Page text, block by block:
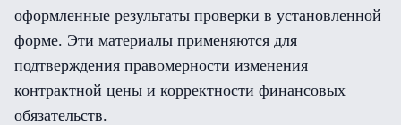
оформленные результаты проверки в установленной
форме. Эти материалы применяются для
подтверждения правомерности изменения
контрактной цены и корректности финансовых
обязательств.